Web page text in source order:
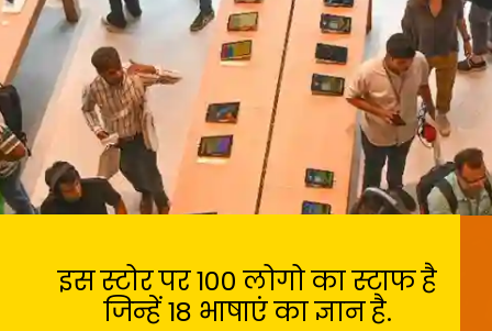
इस स्टोर पर 100 लोगो का स्टाफ है
जिन्हें 18 भाषाएं का ज्ञान है.